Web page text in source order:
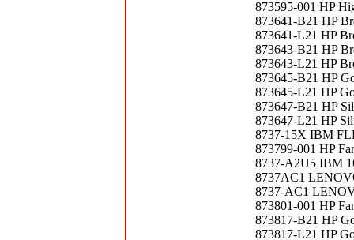
873595-001 HP
873641-B21 HP
873641-L21 HP
873643-B21 HP
873643-L21 HP
873645-B21 HP
873645-L21 HP
873647-B21 HP
873647-L21 HP
8737-15X IBM
873799-001 HP
8737-A2U5 IBM
8737AC1
8737-AC1
873801-001 HP
873817-B21 HP
873817-L21 HP